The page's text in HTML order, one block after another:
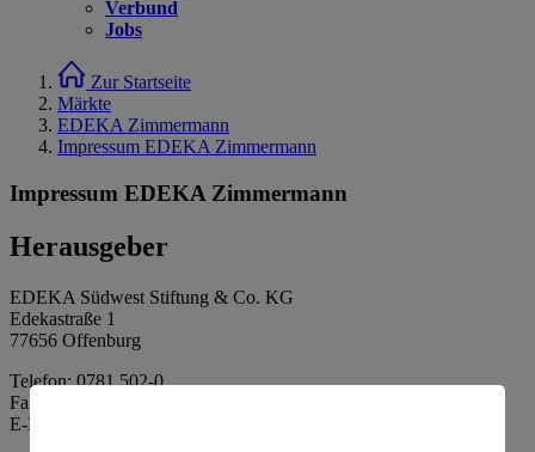
Verbund
Jobs
Zur Startseite
Märkte
EDEKA Zimmermann
Impressum EDEKA Zimmermann
Impressum EDEKA Zimmermann
Herausgeber
EDEKA Südwest Stiftung & Co. KG
Edekastraße 1
77656 Offenburg
Telefon: 0781 502-0
Fax: 0781 502-6180
E-Mail: kundenservice@edeka-suedwest.de